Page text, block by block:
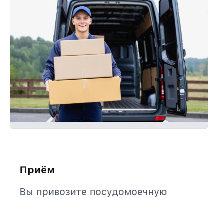
Приём
Вы привозите посудомоечную